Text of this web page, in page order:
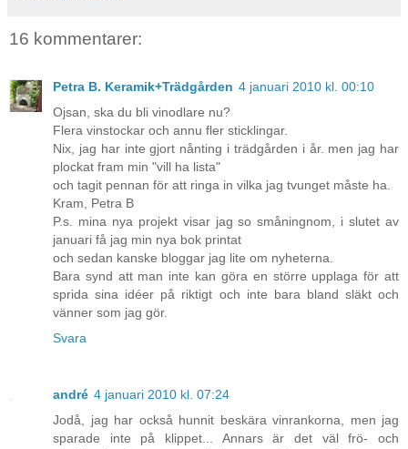
16 kommentarer:
Petra B. Keramik+Trädgården 4 januari 2010 kl. 00:10
Ojsan, ska du bli vinodlare nu?
Flera vinstockar och annu fler sticklingar.
Nix, jag har inte gjort nånting i trädgården i år. men jag har
plockat fram min "vill ha lista"
och tagit pennan för att ringa in vilka jag tvunget måste ha.
Kram, Petra B
P.s. mina nya projekt visar jag so småningnom, i slutet av
januari få jag min nya bok printat
och sedan kanske bloggar jag lite om nyheterna.
Bara synd att man inte kan göra en större upplaga för att
sprida sina idéer på riktigt och inte bara bland släkt och
vänner som jag gör.
Svara
andré 4 januari 2010 kl. 07:24
Jodå, jag har också hunnit beskära vinrankorna, men jag
sparade inte på klippet... Annars är det väl frö- och